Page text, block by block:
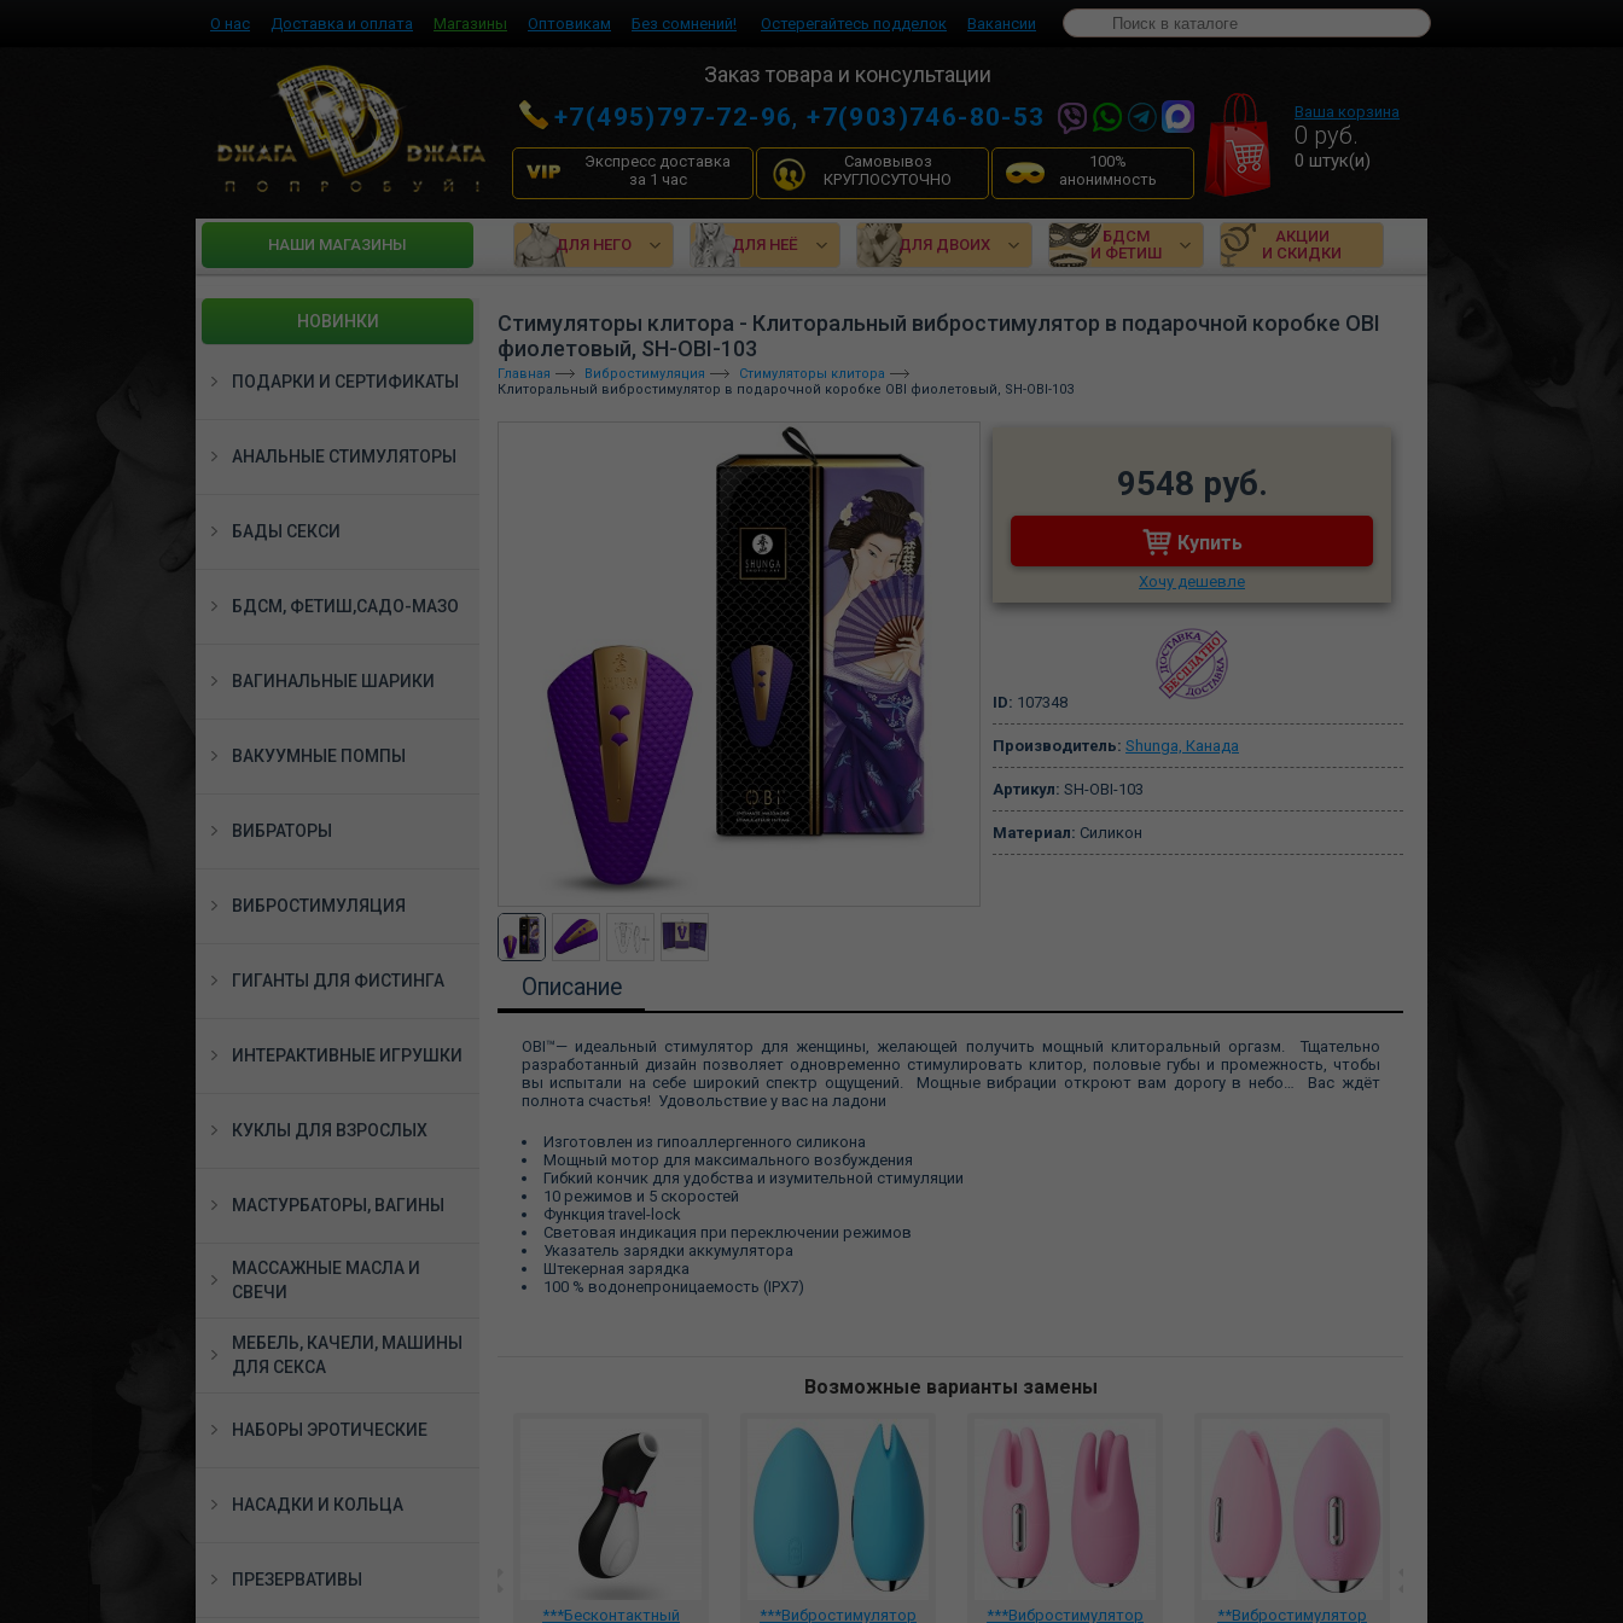
О нас Доставка и оплата Магазины Оптовикам Без сомнений! Остерегайтесь подделок Вакансии
Заказ товара и консультации
+7(495)797-72-96,+7(903)746-80-53
Экспресс доставка
за 1 час
Самовывоз
КРУГЛОСУТОЧНО
100%
анонимность
Ваша корзина
0 руб.
0 штук(и)
HАШИ МАГАЗИНЫ ДЛЯ НЕГО ДЛЯ НЕЁ ДЛЯ ДВОИХ
БДСМ
И ФЕТИШ
АКЦИИ
И СКИДКИ
НОВИНКИ
ПОДАРКИ И СЕРТИФИКАТЫ
АНАЛЬНЫЕ СТИМУЛЯТОРЫ
БАДЫ СЕКСИ
БДСМ, ФЕТИШ,САДО-МАЗО
ВАГИНАЛЬНЫЕ ШАРИКИ
ВАКУУМНЫЕ ПОМПЫ
ВИБРАТОРЫ
ВИБРОСТИМУЛЯЦИЯ
ГИГАНТЫ ДЛЯ ФИСТИНГА
ИНТЕРАКТИВНЫЕ ИГРУШКИ
КУКЛЫ ДЛЯ ВЗРОСЛЫХ
МАСТУРБАТОРЫ, ВАГИНЫ
МАССАЖНЫЕ МАСЛА И
СВЕЧИ
МЕБЕЛЬ, КАЧЕЛИ, МАШИНЫ
ДЛЯ СЕКСА
НАБОРЫ ЭРОТИЧЕСКИЕ
НАСАДКИ И КОЛЬЦА
ПРЕЗЕРВАТИВЫ
Стимуляторы клитора - Клиторальный вибростимулятор в подарочной коробке OBI
фиолетовый, SH-OBI-103
Главная Вибростимуляция
Стимуляторы клитора
Клиторальный вибростимулятор в подарочной коробке OBI фиолетовый, SH-OBI-103
9548 руб.
Купить
Хочу дешевле
ID: 107348
Производитель: Shunga, Канада
Артикул: SH-OBI-103
Материал: Силикон
Описание
OBI™— идеальный стимулятор для женщины, желающей получить мощный клиторальный оргазм. Тщательно
разработанный дизайн позволяет одновременно стимулировать клитор, половые губы и промежность, чтобы
вы испытали на себе широкий спектр ощущений. Мощные вибрации откроют вам дорогу в небо… Вас ждёт
полнота счастья! Удовольствие у вас на ладони
Изготовлен из гипоаллергенного силикона
Мощный мотор для максимального возбуждения
Гибкий кончик для удобства и изумительной стимуляции
10 режимов и 5 скоростей
Функция travel-lock
Световая индикация при переключении режимов
Указатель зарядки аккумулятора
Штекерная зарядка
100 % водонепроницаемость (IPX7)
Возможные варианты замены
***Бесконтактный
***Вибростимулятор
***Вибростимулятор
**Вибростимулятор